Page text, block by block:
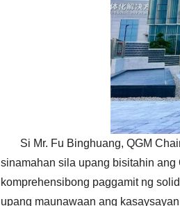
Si Mr. Fu Binghuang, QGM
sinamahan sila upang bisitahin
komprehensibong paggamit ng
upang maunawaan ang